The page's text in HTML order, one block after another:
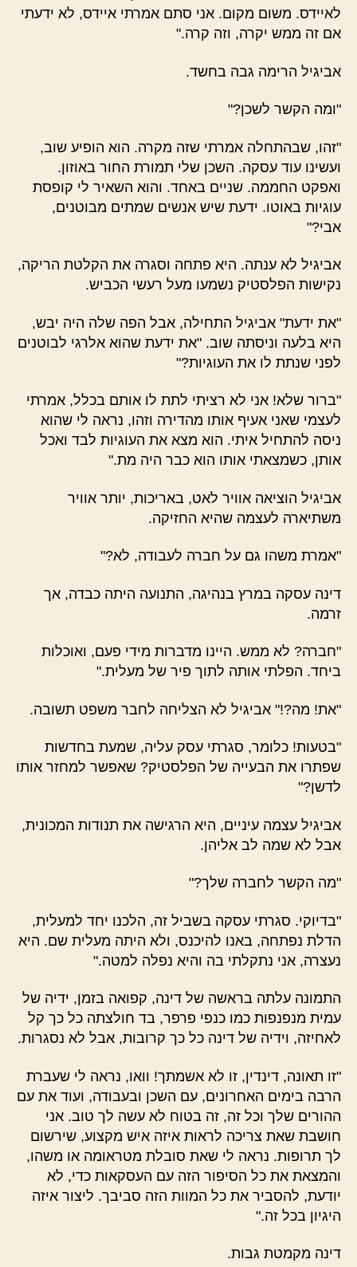
לאיידס. משום מקום. אני סתם אמרתי איידס, לא ידעתי
אם זה ממש יקרה, וזה קרה."
אביגיל הרימה גבה בחשד.
"ומה הקשר לשכן?"
"זהו, שבהתחלה אמרתי שזה מקרה. הוא הופיע שוב,
ועשינו עוד עסקה. השכן שלי תמורת החור באוזון.
ואפקט החממה. שניים באחד. והוא השאיר לי קופסת
עוגיות באוטו. ידעת שיש אנשים שמתים מבוטנים,
אבי?"
אביגיל לא ענתה. היא פתחה וסגרה את הקלטת הריקה,
נקישות הפלסטיק נשמעו מעל רעשי הכביש.
"את ידעת" אביגיל התחילה, אבל הפה שלה היה יבש,
היא בלעה וניסתה שוב. "את ידעת שהוא אלרגי לבוטנים
לפני שנתת לו את העוגיות?"
"ברור שלא! אני לא רציתי לתת לו אותם בכלל, אמרתי
לעצמי שאני אעיף אותו מהדירה וזהו, נראה לי שהוא
ניסה להתחיל איתי. הוא מצא את העוגיות לבד ואכל
אותן, כשמצאתי אותו הוא כבר היה מת."
אביגיל הוציאה אוויר לאט, באריכות, יותר אוויר
משתיארה לעצמה שהיא החזיקה.
"אמרת משהו גם על חברה לעבודה, לא?"
דינה עסקה במרץ בנהיגה, התנועה היתה כבדה, אך
זרמה.
"חברה? לא ממש. היינו מדברות מידי פעם, ואוכלות
ביחד. הפלתי אותה לתוך פיר של מעלית."
"את! מה?!" אביגיל לא הצליחה לחבר משפט תשובה.
"בטעות! כלומר, סגרתי עסק עליה, שמעת בחדשות
שפתרו את הבעייה של הפלסטיק? שאפשר למחזר אותו
לדשן?"
אביגיל עצמה עיניים, היא הרגישה את תנודות המכונית,
אבל לא שמה לב אליהן.
"מה הקשר לחברה שלך?"
"בדיוקי. סגרתי עסקה בשביל זה, הלכנו יחד למעלית,
הדלת נפתחה, באנו להיכנס, ולא היתה מעלית שם. היא
נעצרה, אני נתקלתי בה והיא נפלה למטה."
התמונה עלתה בראשה של דינה, קפואה בזמן, ידיה של
עמית מנפנפות כמו כנפי פרפר, בד חולצתה כל כך קל
לאחיזה, וידיה של דינה כל כך קרובות, אבל לא נסגרות.
"זו תאונה, דינדין, זו לא אשמתך! וואו, נראה לי שעברת
הרבה בימים האחרונים, עם השכן ובעבודה, ועוד את עם
ההורים שלך וכל זה, זה בטוח לא עשה לך טוב. אני
חושבת שאת צריכה לראות איזה איש מקצוע, שירשום
לך תרופות. נראה לי שאת סובלת מטראומה או משהו,
והמצאת את כל הסיפור הזה עם העסקאות כדי, לא
יודעת, להסביר את כל המוות הזה סביבך. ליצור איזה
היגיון בכל זה."
דינה מקמטת גבות.